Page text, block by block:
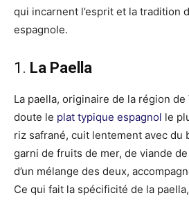
qui incarnent l’esprit et la tradition
espagnole.
1. La Paella
La paella, originaire de la région de
doute le plat typique espagnol le
riz safrané, cuit lentement avec du
garni de fruits de mer, de viande
d’un mélange des deux,
Ce qui fait la spécificité de la